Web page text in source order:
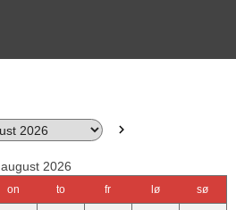
august 2026
on to fr lø sø